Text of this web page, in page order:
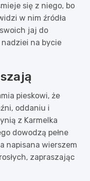
się z niego, bo
w nim źródła
jaj do
na bycie
pieskowi, że
oddaniu i
z Karmelka
dowodzą pełne
napisana wierszem
zapraszając